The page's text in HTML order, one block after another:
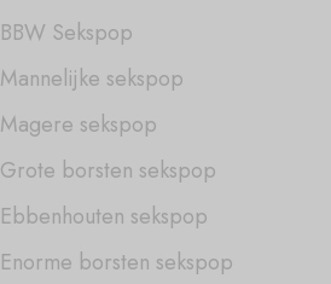
BBW Sekspop
Mannelijke sekspop
Magere sekspop
Grote borsten sekspop
Ebbenhouten sekspop
Enorme borsten sekspop